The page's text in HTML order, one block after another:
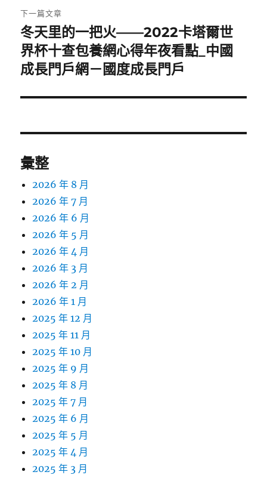
章:
下一篇文章
下
一
篇
章:
冬天里的一把火——2022卡塔爾世
界杯十查包養網心得年夜看點_中國
成長門戶網－國度成長門戶
彙整
2026 年 8 月
2026 年 7 月
2026 年 6 月
2026 年 5 月
2026 年 4 月
2026 年 3 月
2026 年 2 月
2026 年 1 月
2025 年 12 月
2025 年 11 月
2025 年 10 月
2025 年 9 月
2025 年 8 月
2025 年 7 月
2025 年 6 月
2025 年 5 月
2025 年 4 月
2025 年 3 月